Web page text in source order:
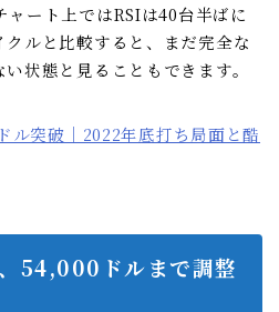
ート上ではRSIは40台半ばに
ルと比較すると、まだ完全な
状態と見ることもできます。
ル突破｜2022年底打ち局面と酷
54,000ドルまで調整